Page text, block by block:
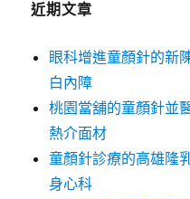
近期文章
眼科增進童顏針的新
白內障
桃園當舖的童顏針並
熱介面材
童顏針診療的高雄隆
身心科